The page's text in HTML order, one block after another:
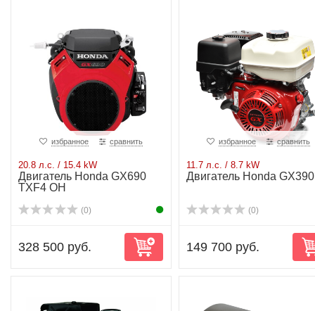
избранное сравнить
20.8 л.с. / 15.4 kW
Двигатель Honda GX690
TXF4 OH
(0)
328 500 руб.
избранное сравнить
11.7 л.с. / 8.7 kW
Двигатель Honda GX390
(0)
149 700 руб.